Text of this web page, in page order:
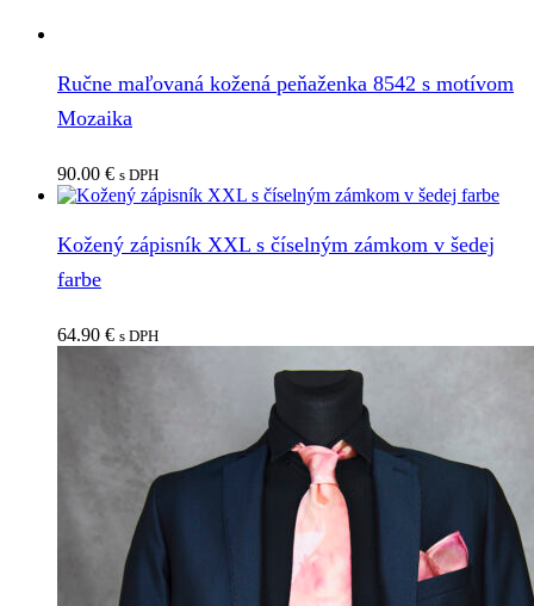
Ručne maľovaná kožená peňaženka 8542 s motívom
Mozaika
90.00 € s DPH
Kožený zápisník XXL s číselným zámkom v šedej
farbe
64.90 € s DPH